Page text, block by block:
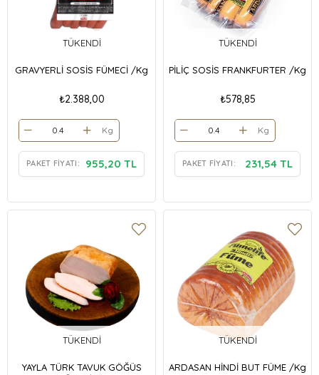
TÜKENDI
GRAVYERLİ SOSİS FÜMECİ /Kg
₺2.388,00
Kg
PAKET FIYATI: 955,20 TL
TÜKENDI
PİLİÇ SOSİS FRANKFURTER /Kg
₺578,85
Kg
PAKET FIYATI: 231,54 TL
TÜKENDI
YAYLA TÜRK TAVUK GÖĞÜS
TÜKENDI
ARDASAN HİNDİ BUT FÜME /Kg